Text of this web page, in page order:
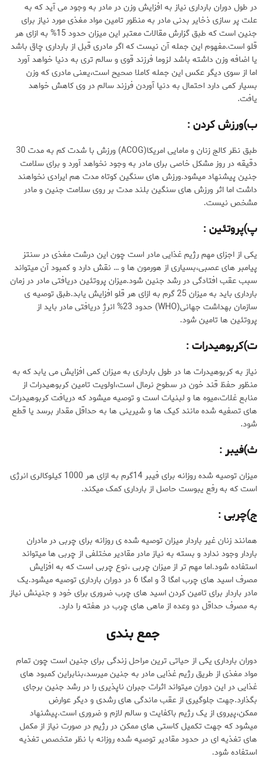
در طول دوران بارداری نیاز به افزایش وزن در مادر به وجود می آید که به
علت پر سازی ذخایر بدنی مادر به منظور تامین مواد مغذی مورد نیاز برای
جنین است که طبق گزارش مقالات معتبر این میزان حدود 15% به ازای هر
قلو است.مفهوم این جمله آن نیست که اگر مادری قبل از بارداری چاق باشد
یا اضافه وزن داشته باشد لزوما فرزند قوی و سالم تری به دنیا خواهد آورد
اما از سوی دیگر عکس این جمله کاملا صحیح است،یعنی مادری که وزن
بسیار کمی دارد احتمال به دنیا آوردن فرزند سالم در وی کاهش خواهد
یافت.
ب)ورزش کردن:
طبق نظر کالج زنان و مامایی امریکا(ACOG) ورزش با شدت کم به مدت 30
دقیقه در روز مشکل خاصی برای مادر به وجود نخواهد آورد و برای سلامت
جنین پیشنهاد میشود.ورزش های سنگین کوتاه مدت هم ایرادی نخواهند
داشت اما اثر ورزش های سنگین بلند مدت بر روی سلامت جنین و مادر
مشخص نیست.
پ)پروتئین:
یکی از اجزای مهم رژیم غذایی مادر است چون این درشت مغذی در سنتز
پیامبر های عصبی،بسیاری از هورمون ها و … نقش دارد و کمبود آن میتواند
سبب عقب افتادگی در رشد جنین شود.میزان پروتئین دریافتی مادر در زمان
بارداری باید به میزان 25 گرم به ازای هر قلو افزایش یابد.طبق توصیه ی
سازمان بهداشت جهانی(WHO) حدود 23% انرژِ دریافتی مادر باید از
پروتئین ها تامین شود.
ت)کربوهیدرات:
نیاز به کربوهیدرات ها در طول بارداری به میزان کمی افزایش می یابد که به
منظور حفظ قند خون در سطوح نرمال است،اولویت تامین کربوهیدرات از
منابع غلات،میوه ها و لبنیات است و توصیه میشود که دریافت کربوهیدرات
های تصفیه شده مانند کیک ها و شیرینی ها به حداقل مقدار برسد یا قطع
شود.
ث)فیبر:
میزان توصیه شده روزانه برای فیبر 14گرم به ازای هر 1000 کیلوکالری انرژی
است که به رفع یبوست حاصل از بارداری کمک میکند.
ج)چربی:
همانند زنان غیر باردار میزان توصیه شده ی روزانه برای چربی در مادران
باردار وجود ندارد و بسته به نیاز مادر مقادیر مختلفی از چربی ها میتواند
استفاده شود.اما مهم تر از میزان چربی ،نوع چربی است که به افزایش
مصرف اسید های چرب امگا 3 و امگا 6 در دوران بارداری توصیه میشود.یک
مادر باردار برای تامین کردن اسید های چرب ضروری برای خود و جنینش نیاز
به مصرف حداقل دو وعده از ماهی های چرب در هفته را دارد.
جمع بندی
دوران بارداری یکی از حیاتی ترین مراحل زندگی برای جنین است چون تمام
مواد مغذی از طریق رژیم غذایی مادر به جنین میرسد،بنابراین کمبود های
غذایی در این دوران میتواند اثرات جبران ناپذیری را در رشد جنین برجای
بگذارد.جهت جلوگیری از عقب ماندگی های رشدی و دیگر عوارض
ممکن،پیروی از یک رژیم باکفایت و سالم لازم و ضروری است.پیشنهاد
میشود که جهت تکمیل کاستی های ممکن در رژیم در صورت نیاز از مکمل
های تغذیه ای در حدود مقادیر توصیه شده روزانه با نظر متخصص تغذیه
استفاده شود.